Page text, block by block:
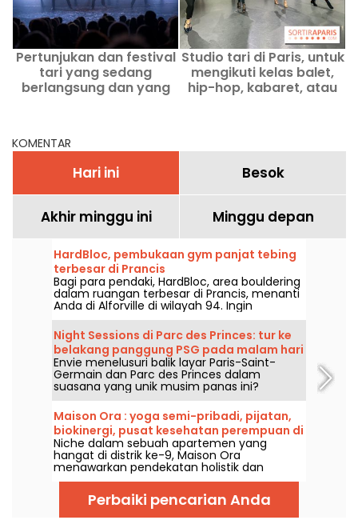
Pertunjukan dan festival
tari yang sedang
berlangsung dan yang
Studio tari di Paris, untuk
mengikuti kelas balet,
hip-hop, kabaret, atau
KOMENTAR
Hari ini Besok
Akhir minggu ini Minggu depan
HardBloc, pembukaan gym panjat tebing
terbesar di Prancis
Bagi para pendaki, HardBloc, area bouldering
dalam ruangan terbesar di Prancis, menanti
Anda di Alforville di wilayah 94. Ingin
mengetahui lebih lanjut? Datanglah dan
Anda pasti akan terpesona.
Night Sessions di Parc des Princes: tur ke
belakang panggung PSG pada malam hari
dan pesta guinguette meriah dengan set
DJ
Envie menelusuri balik layar Paris-Saint-
Germain dan Parc des Princes dalam
suasana yang unik musim panas ini?
Manfaatkan sesi malam untuk mengakses
stadion saat malam hari dan menikmati
berbagai atraksi meriah. Berikut programnya
untuk musim panas 2026!
Maison Ora : yoga semi-pribadi, pijatan,
biokinergi, pusat kesehatan perempuan di
Paris
Niche dalam sebuah apartemen yang
hangat di distrik ke-9, Maison Ora
menawarkan pendekatan holistik dan
sangat manusiawi terhadap kesehatan
perempuan. Antara biokinergi,
pendampingan perinatal, dan kelas yoga
terapi yang sangat eksklusif, kapsul buatan
Perbaiki pencarian Anda